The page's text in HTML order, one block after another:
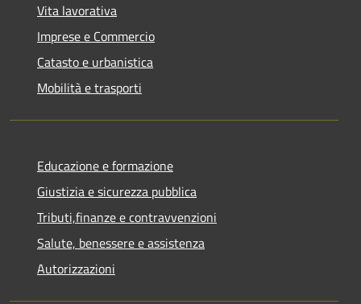
Vita lavorativa
Imprese e Commercio
Catasto e urbanistica
Mobilità e trasporti
Educazione e formazione
Giustizia e sicurezza pubblica
Tributi,finanze e contravvenzioni
Salute, benessere e assistenza
Autorizzazioni